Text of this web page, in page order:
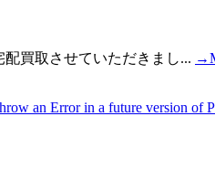
買取させていただきまし...
an Error in a future version of